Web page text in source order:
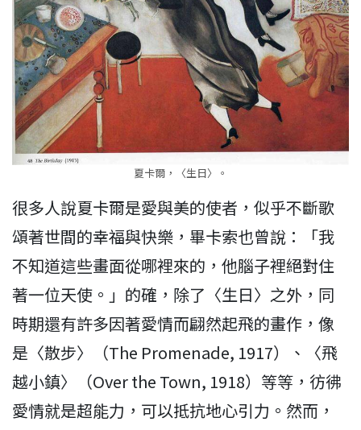
夏卡爾，〈生日〉。
很多人說夏卡爾是愛與美的使者，似乎不斷歌
頌著世間的幸福與快樂，畢卡索也曾說：「我
不知道這些畫面從哪裡來的，他腦子裡絕對住
著一位天使。」的確，除了〈生日〉之外，同
時期還有許多因著愛情而翩然起飛的畫作，像
是〈散步〉（The Promenade, 1917）、〈飛
越小鎮〉（Over the Town, 1918）等等，彷彿
愛情就是超能力，可以抵抗地心引力。然而，